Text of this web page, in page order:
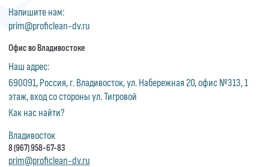
Напишите нам:
prim@proficlean-dv.ru
Офис во Владивостоке
Наш адрес:
690091, Россия, г. Владивосток, ул. Набережная 20, офис №313, 1
этаж, вход со стороны ул. Тигровой
Как нас найти?
Владивосток
8 (967) 958-67-83
prim@proficlean-dv.ru